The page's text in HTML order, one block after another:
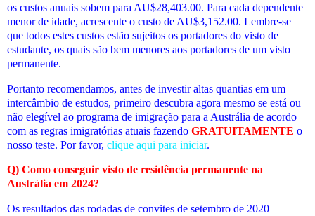
os custos anuais sobem para AU$28,403.00. Para cada dependente
menor de idade, acrescente o custo de AU$3,152.00. Lembre-se
que todos estes custos estão sujeitos os portadores do visto de
estudante, os quais são bem menores aos portadores de um visto
permanente.
Portanto recomendamos, antes de investir altas quantias em um
intercâmbio de estudos, primeiro descubra agora mesmo se está ou
não elegível ao programa de imigração para a Austrália de acordo
com as regras imigratórias atuais fazendo GRATUITAMENTE o
nosso teste. Por favor, clique aqui para iniciar.
Q) Como conseguir visto de residência permanente na
Austrália em 2024?
Os resultados das rodadas de convites de setembro de 2020